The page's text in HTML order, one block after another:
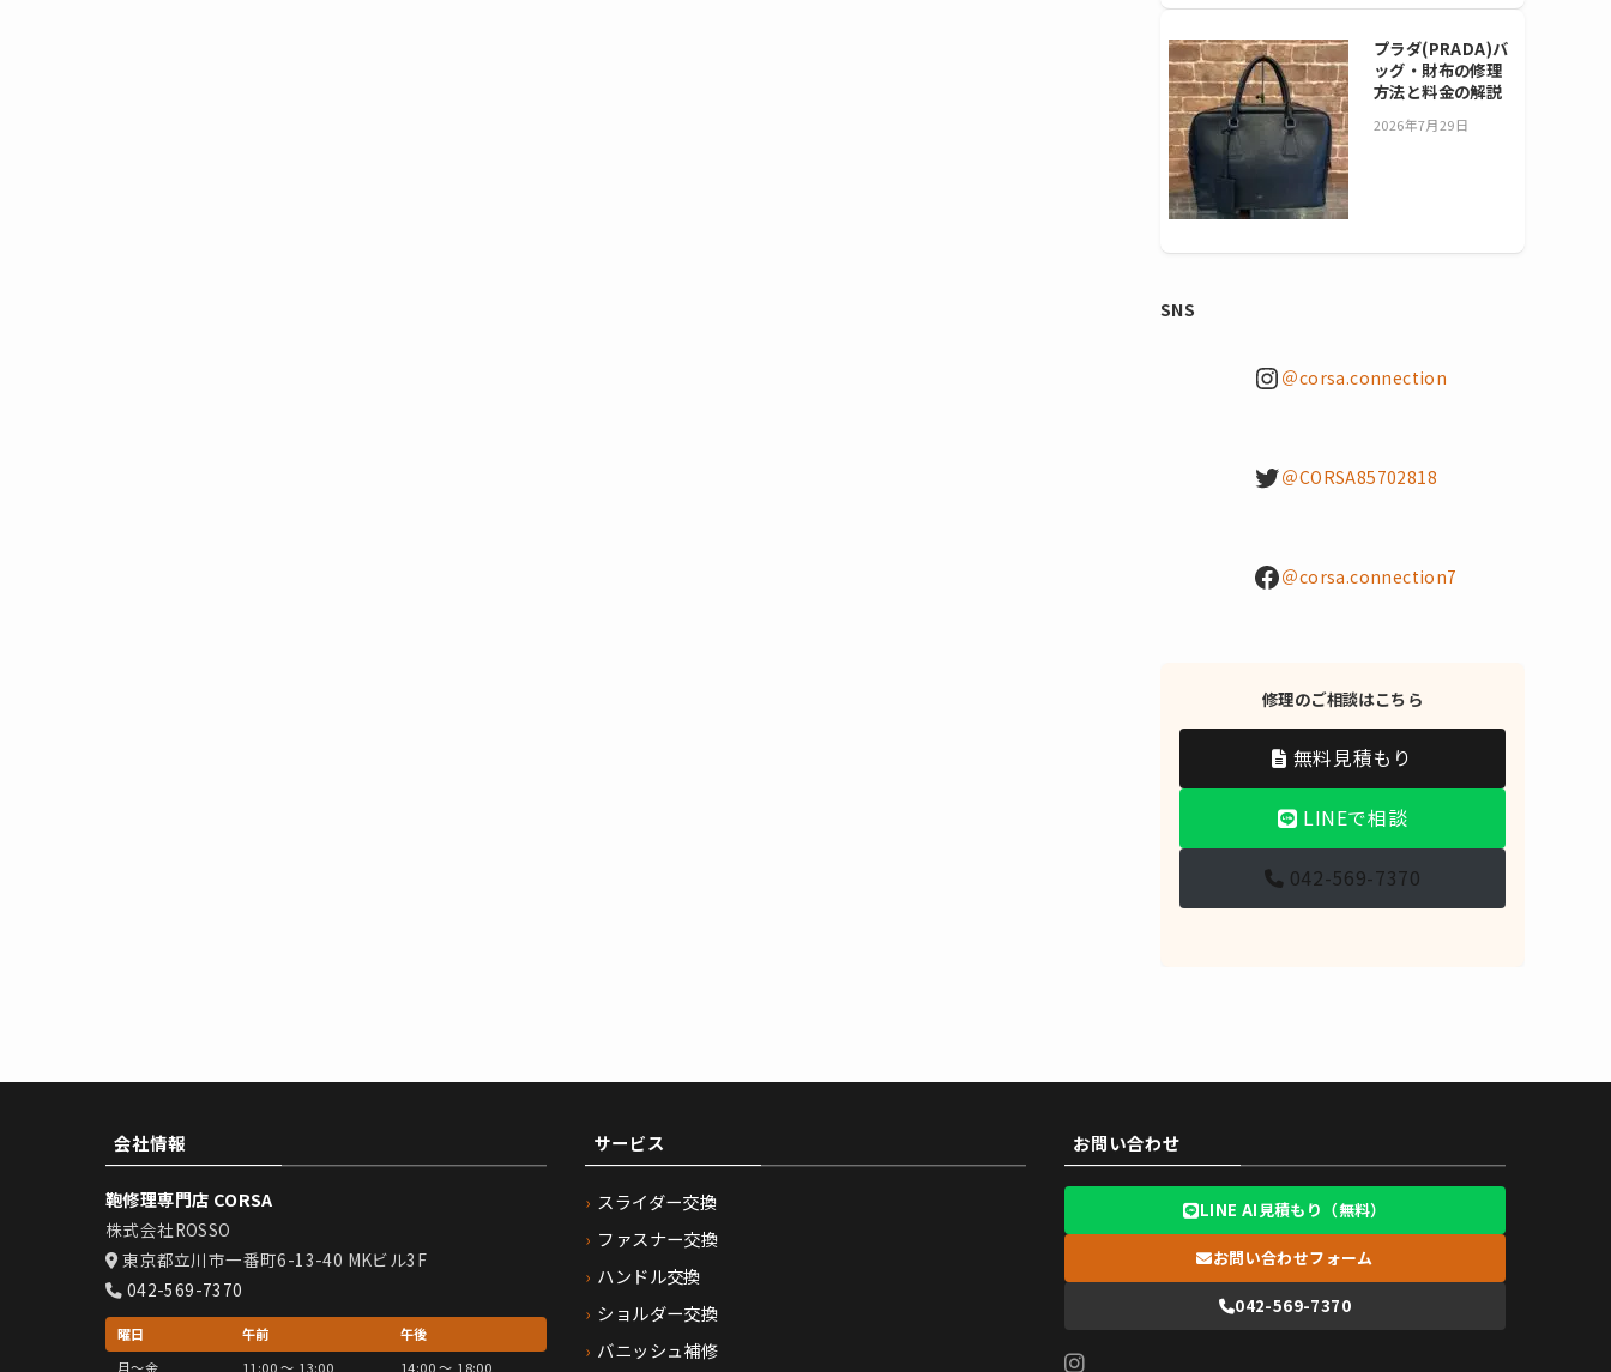
プラダ(PRADA)バ
ッグ・財布の修理
方法と料金の解説
2026年7月29日
SNS
Instagram ＠corsa.connection
Twitter ＠CORSA85702818
Facebook ＠corsa.connection7
修理のご相談はこちら
無料見積もり
LINEで相談
042-569-7370
会社情報
鞄修理専門店 CORSA
株式会社ROSSO
東京都立川市一番町6-13-40 MKビル3F
042-569-7370
曜日 午前
午後
月〜金
11:00 〜 13:00 14:00 〜 18:00
サービス
スライダー交換
ファスナー交換
ハンドル交換
ショルダー交換
バニッシュ補修
お問い合わせ
LINE AI見積もり（無料）
お問い合わせフォーム
042-569-7370